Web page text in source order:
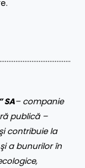
SA– companie
publică –
contribuie la
a bunurilor în